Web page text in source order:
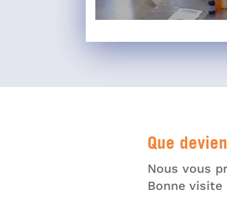
Que
Nous vous
Bonne visite